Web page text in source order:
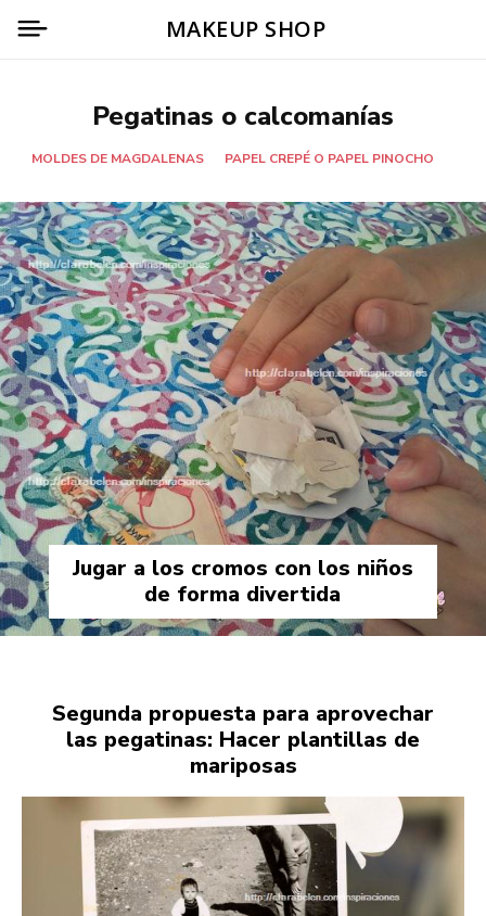
MAKEUP SHOP
Pegatinas o calcomanías
MOLDES DE MAGDALENAS PAPEL CREPÉ O PAPEL PINOCHO
Jugar a los cromos con los niños
de forma divertida
Segunda propuesta para aprovechar
las pegatinas: Hacer plantillas de
mariposas